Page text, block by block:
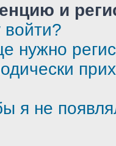
и
нужно
я не